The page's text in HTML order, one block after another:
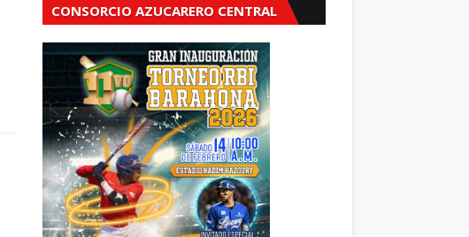
CONSORCIO AZUCARERO CENTRAL